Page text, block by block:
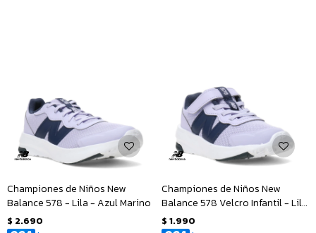
Championes de Niños New
Balance 578 - Lila - Azul Marino
$ 2.690
Championes de Niños New
Balance 578 Velcro Infantil - Lila
- Azul Marino
$ 1.990